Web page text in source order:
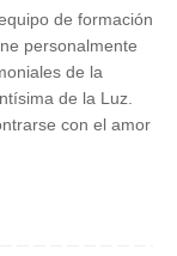
de formación
personalmente
de la
de la Luz.
con el amor